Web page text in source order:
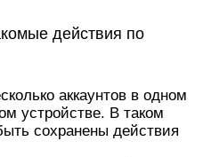
действия по
аккаунтов в одном
устройстве. В таком
сохранены действия